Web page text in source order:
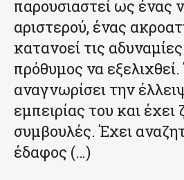
παρουσιαστεί ως ένας
αριστερού, ένας
κατανοεί τις
πρόθυμος να
αναγνωρίσει την
εμπειρίας του και έχει
συμβουλές. Έχει
έδαφος (…)